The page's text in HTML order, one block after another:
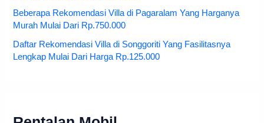
Beberapa Rekomendasi Villa di Pagaralam Yang Harganya
Murah Mulai Dari Rp.750.000
Daftar Rekomendasi Villa di Songgoriti Yang Fasilitasnya
Lengkap Mulai Dari Harga Rp.125.000